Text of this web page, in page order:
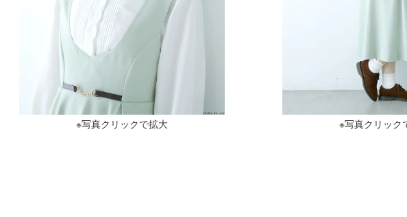
※写真クリックで拡大 ※写真クリック